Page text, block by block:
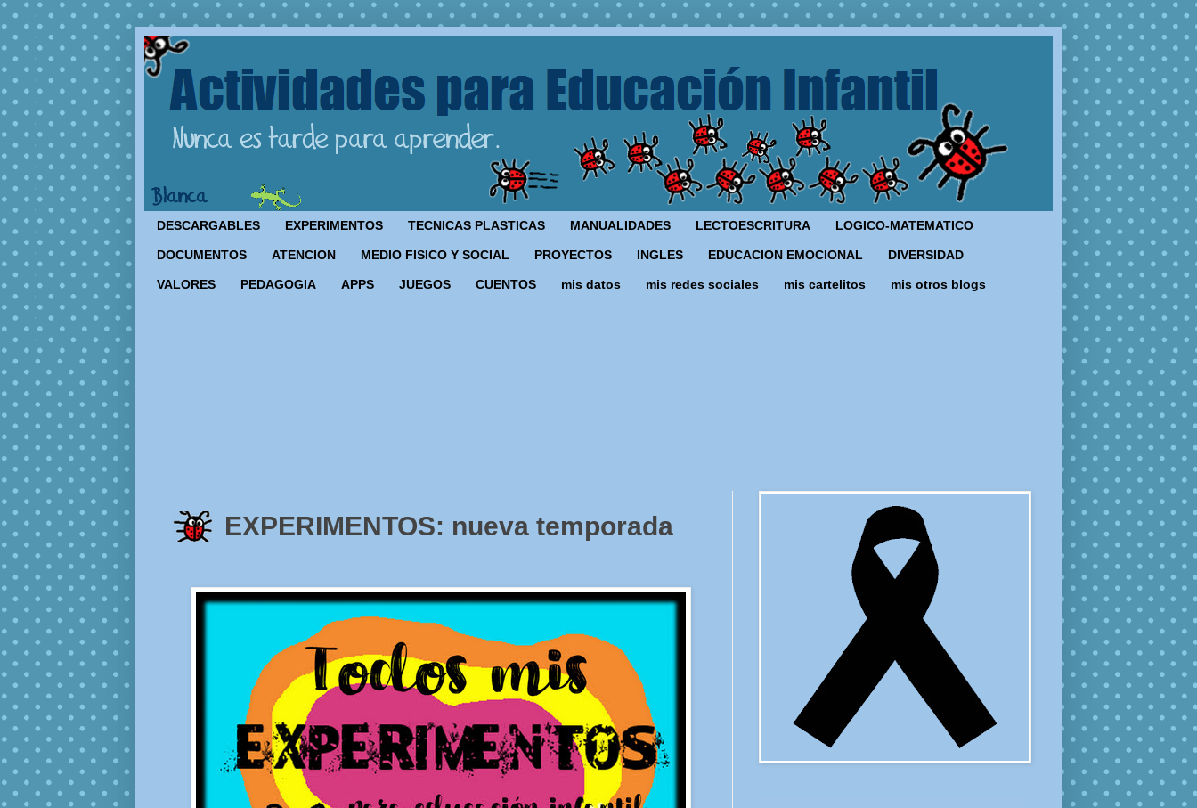
DESCARGABLES EXPERIMENTOS TECNICAS PLASTICAS MANUALIDADES LECTOESCRITURA LOGICO-MATEMATICO
DOCUMENTOS ATENCION MEDIO FISICO Y SOCIAL PROYECTOS INGLES EDUCACION EMOCIONAL DIVERSIDAD
VALORES PEDAGOGIA APPS JUEGOS CUENTOS mis datos mis redes sociales mis cartelitos mis otros blogs
EXPERIMENTOS: nueva temporada